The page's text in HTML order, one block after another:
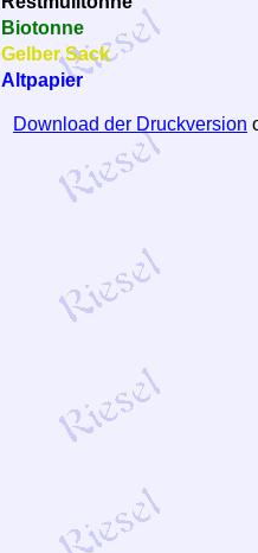
Biotonne
Gelber Sack
Altpapier
Download der Druckversion